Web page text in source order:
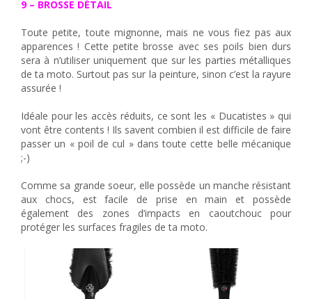
9 – BROSSE DÉTAIL
Toute petite, toute mignonne, mais ne vous fiez pas aux
apparences ! Cette petite brosse avec ses poils bien durs
sera à n’utiliser uniquement que sur les parties métalliques
de ta moto. Surtout pas sur la peinture, sinon c’est la rayure
assurée !
Idéale pour les accès réduits, ce sont les « Ducatistes » qui
vont être contents ! Ils savent combien il est difficile de faire
passer un « poil de cul » dans toute cette belle mécanique
;-)
Comme sa grande soeur, elle possède un manche résistant
aux chocs, est facile de prise en main et possède
également des zones d’impacts en caoutchouc pour
protéger les surfaces fragiles de ta moto.